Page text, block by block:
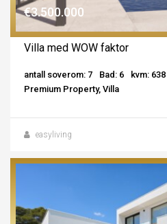
€3.500.000
Villa med WOW faktor
antall soverom: 7 Bad: 6
kvm: 638
Premium Property, Villa
easyliving